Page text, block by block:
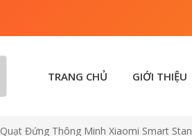
TRANG CHỦ GIỚI THIỆU
Quạt Đứng Thông Minh Xiaomi Smart